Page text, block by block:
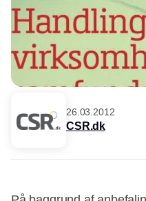
26.03.2012
CSR.dk